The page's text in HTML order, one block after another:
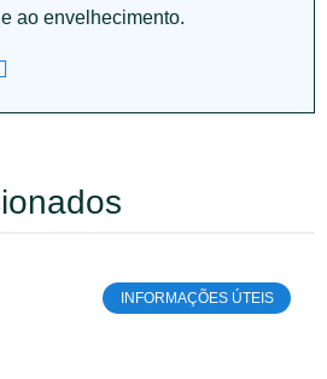
ao envelhecimento.
INFORMAÇÕES ÚTEIS